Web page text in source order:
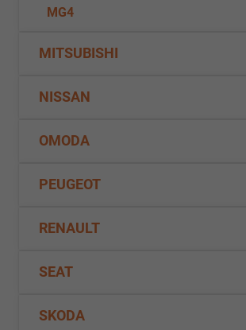
MG4
MITSUBISHI
NISSAN
OMODA
PEUGEOT
RENAULT
SEAT
SKODA